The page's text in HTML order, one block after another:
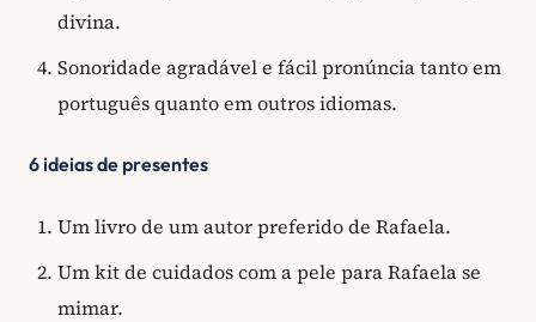
divina.
Sonoridade agradável e fácil pronúncia tanto em
português quanto em outros idiomas.
6 ideias de presentes
Um livro de um autor preferido de Rafaela.
Um kit de cuidados com a pele para Rafaela se
mimar.